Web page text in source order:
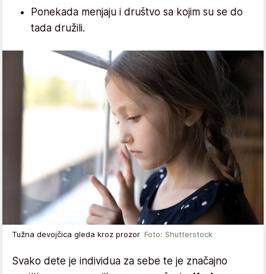
Ponekada menjaju i društvo sa kojim su se do
tada družili.
Tužna devojčica gleda kroz prozor Foto: Shutterstock
Svako dete je individua za sebe te je značajno